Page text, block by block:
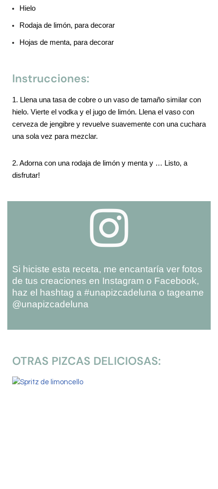
Hielo
Rodaja de limón, para decorar
Hojas de menta, para decorar
Instrucciones:
1. Llena una tasa de cobre o un vaso de tamaño similar con
hielo. Vierte el vodka y el jugo de limón. Llena el vaso con
cerveza de jengibre y revuelve suavemente con una cuchara
una sola vez para mezclar.
2. Adorna con una rodaja de limón y menta y … Listo, a
disfrutar!
Si hiciste esta receta, me encantaría ver fotos
de tus creaciones en Instagram o Facebook,
haz el hashtag a #unapizcadeluna o tageame
@unapizcadeluna
OTRAS PIZCAS DELICIOSAS: